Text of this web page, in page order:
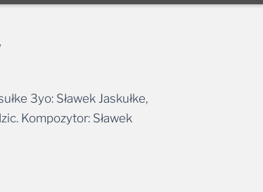
3yo: Sławek Jaskułke,
Kompozytor: Sławek